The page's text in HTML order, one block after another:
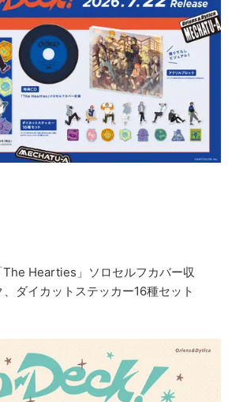
Hearties」ソロセルフカバー収
ダイカットステッカー16種セット